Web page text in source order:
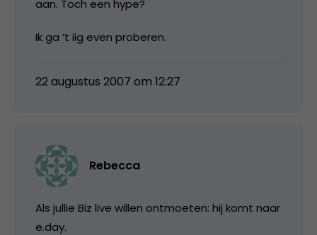
aan. Toch een hype?
Ik ga ’t iig even proberen.
22 augustus 2007 om 12:27
Rebecca
Als jullie Biz live willen ontmoeten: hij komt naar
e.day.